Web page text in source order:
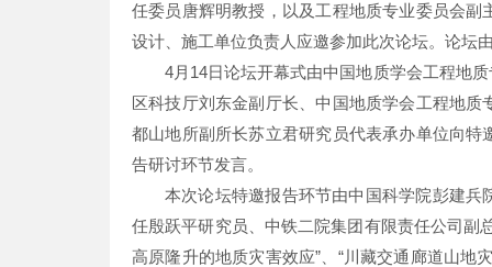
任委员唐辉明教授，以及工程地质专业委员会
设计、施工单位负责人应邀参加此次论坛。论坛
4月14日论坛开幕式由中国地质学会工程地
区科技厅刘东金副厅长、中国地质学会工程地
都山地所副所长苏立君研究员代表承办单位向
告研讨环节发言。
本次论坛特邀报告环节由中国科学院彭建
任殷跃平研究员、中铁二院集团有限责任公司副
高原隆升的地质灾害效应”、“川藏交通廊道山地